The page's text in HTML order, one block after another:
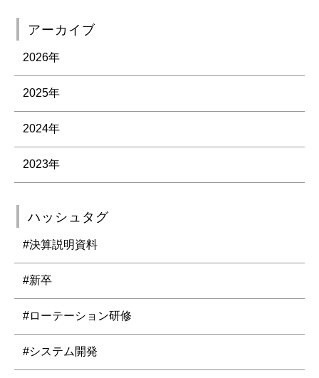
アーカイブ
2026年
2025年
2024年
2023年
ハッシュタグ
#決算説明資料
#新卒
#ローテーション研修
#システム開発